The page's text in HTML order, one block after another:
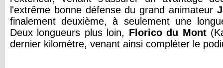
l'extrême bonne défense du grand animateur
finalement deuxième, à seulement une
Deux longueurs plus loin, Florico du Mont
dernier kilomètre, venant ainsi compléter le